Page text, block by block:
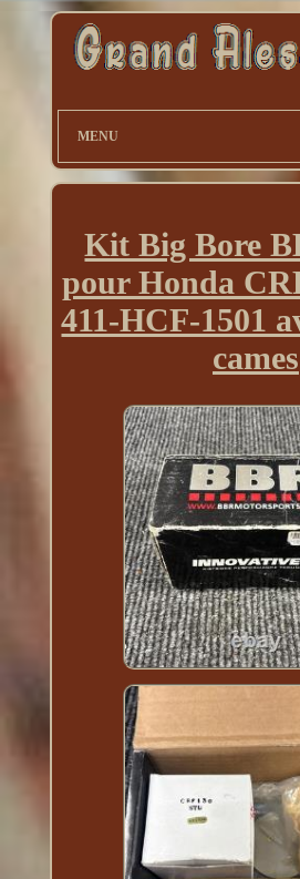
MENU
Kit Big Bore
pour Honda
411-HCF-1501
cames